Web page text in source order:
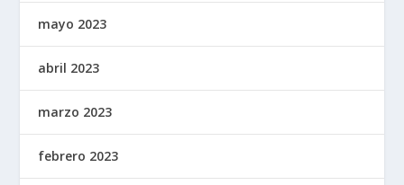
mayo 2023
abril 2023
marzo 2023
febrero 2023